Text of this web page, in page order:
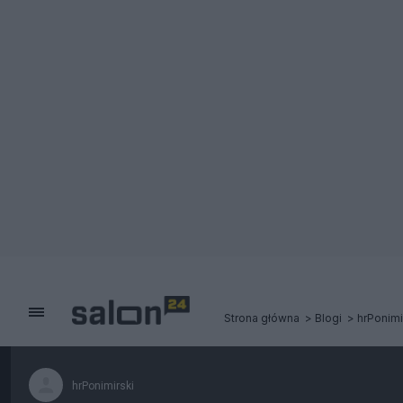
Strona główna Blogi
hrPonimirski